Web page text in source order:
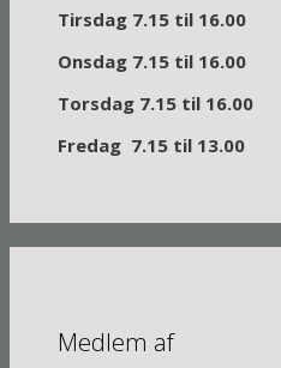
Tirsdag 7.15 til 16.00
Onsdag 7.15 til 16.00
Torsdag 7.15 til 16.00
Fredag 7.15 til 13.00
Medlem af